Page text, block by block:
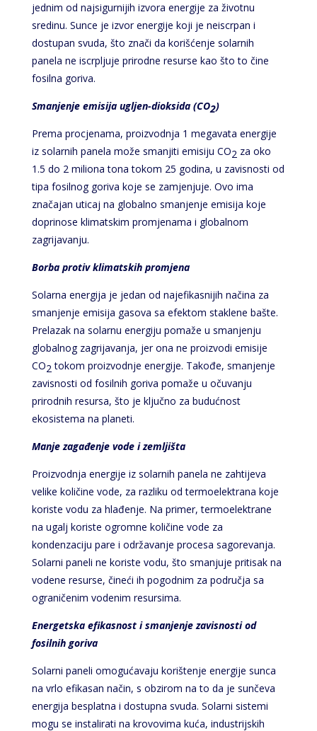
jednim od najsigurnijih izvora energije za životnu
sredinu. Sunce je izvor energije koji je neiscrpan i
dostupan svuda, što znači da korišćenje solarnih
panela ne iscrpljuje prirodne resurse kao što to čine
fosilna goriva.
Smanjenje emisija ugljen-dioksida (CO2)
Prema procjenama, proizvodnja 1 megavata energije
iz solarnih panela može smanjiti emisiju CO2 za oko
1.5 do 2 miliona tona tokom 25 godina, u zavisnosti od
tipa fosilnog goriva koje se zamjenjuje. Ovo ima
značajan uticaj na globalno smanjenje emisija koje
doprinose klimatskim promjenama i globalnom
zagrijavanju.
Borba protiv klimatskih promjena
Solarna energija je jedan od najefikasnijih načina za
smanjenje emisija gasova sa efektom staklene bašte.
Prelazak na solarnu energiju pomaže u smanjenju
globalnog zagrijavanja, jer ona ne proizvodi emisije
CO2tokom proizvodnje energije. Takođe, smanjenje
zavisnosti od fosilnih goriva pomaže u očuvanju
prirodnih resursa, što je ključno za budućnost
ekosistema na planeti.
Manje zagađenje vode i zemljišta
Proizvodnja energije iz solarnih panela ne zahtijeva
velike količine vode, za razliku od termoelektrana koje
koriste vodu za hlađenje. Na primer, termoelektrane
na ugalj koriste ogromne količine vode za
kondenzaciju pare i održavanje procesa sagorevanja.
Solarni paneli ne koriste vodu, što smanjuje pritisak na
vodene resurse, čineći ih pogodnim za područja sa
ograničenim vodenim resursima.
Energetska efikasnost i smanjenje zavisnosti od
fosilnih goriva
Solarni paneli omogućavaju korištenje energije sunca
na vrlo efikasan način, s obzirom na to da je sunčeva
energija besplatna i dostupna svuda. Solarni sistemi
mogu se instalirati na krovovima kuća, industrijskih